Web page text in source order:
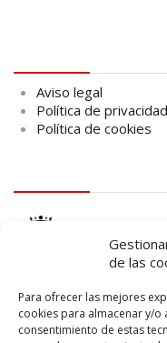
de las
Para ofrecer las mejores
cookies para almacenar y/o
consentimiento de estas
Aviso legal
Política de privacidad
Política de cookies